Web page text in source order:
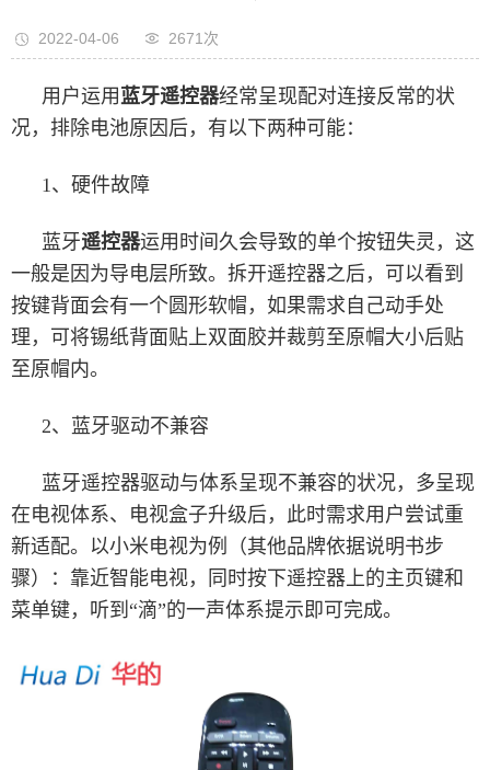
2022-04-06 2671次
用户运用 蓝牙遥控器经常呈现配对连接反常的状
况，排除电池原因后，有以下两种可能：
1、硬件故障
蓝牙遥控器运用时间久会导致的单个按钮失灵，这
一般是因为导电层所致。拆开遥控器之后，可以看到
按键背面会有一个圆形软帽，如果需求自己动手处
理，可将锡纸背面贴上双面胶并裁剪至原帽大小后贴
至原帽内。
2、蓝牙驱动不兼容
蓝牙遥控器驱动与体系呈现不兼容的状况，多呈现
在电视体系、电视盒子升级后，此时需求用户尝试重
新适配。以小米电视为例（其他品牌依据说明书步
骤）：靠近智能电视，同时按下遥控器上的主页键和
菜单键，听到“滴”的一声体系提示即可完成。